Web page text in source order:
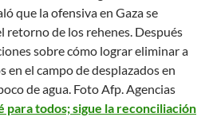
que la ofensiva en Gaza se
retorno de los rehenes. Después
sobre cómo lograr eliminar a
en el campo de desplazados en
de agua. Foto Afp. Agencias
para todos; sigue la reconciliación